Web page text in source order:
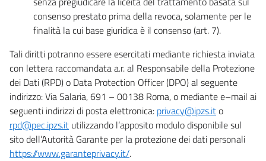
consenso prestato prima della revoca, solamente per le
finalità la cui base giuridica è il consenso (art. 7).
Tali diritti potranno essere esercitati mediante richiesta inviata
con lettera raccomandata a.r. al Responsabile della Protezione
dei Dati (RPD) o Data Protection Officer (DPO) al seguente
indirizzo: Via Salaria, 691 – 00138 Roma, o mediante e–mail ai
seguenti indirizzi di posta elettronica: privacy@ipzs.ito
rpd@pec.ipzs.it utilizzando l’apposito modulo disponibile sul
sito dell’Autorità Garante per la protezione dei dati personali
https://www.garanteprivacy.it/.